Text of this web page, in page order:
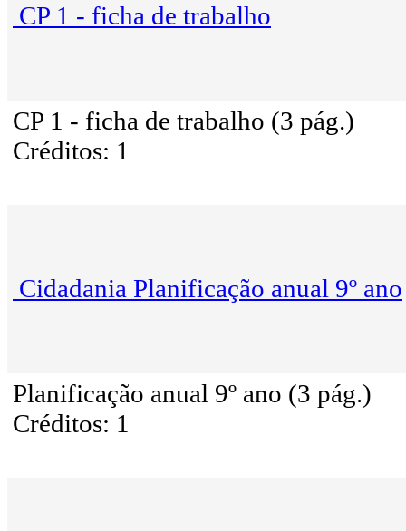
CP 1 - ficha de trabalho
CP 1 - ficha de trabalho (3 pág.)
Créditos: 1
Cidadania Planificação anual 9º ano
Planificação anual 9º ano (3 pág.)
Créditos: 1